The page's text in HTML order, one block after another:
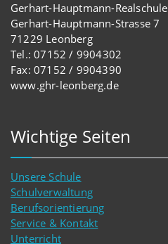
Gerhart-Hauptmann-Realschule
Gerhart-Hauptmann-Strasse 7
71229 Leonberg
Tel.: 07152 / 9904302
Fax: 07152 / 9904390
www.ghr-leonberg.de
Wichtige Seiten
Unsere Schule
Schulverwaltung
Berufsorientierung
Service & Kontakt
Unterricht